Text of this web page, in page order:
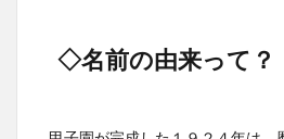
◇名前の由来って？